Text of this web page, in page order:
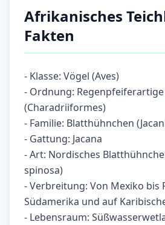
Afrikanisches
Fakten
- Klasse: Vögel (Aves)
- Ordnung: Regenpfeiferartige
(Charadriiformes)
- Familie: Blatthühnchen
- Gattung: Jacana
- Art: Nordisches
spinosa)
- Verbreitung: Von Mexiko bis
Südamerika und auf
- Lebensraum: